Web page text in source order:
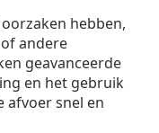
hebben,
andere
geavanceerde
en het gebruik
afvoer snel en